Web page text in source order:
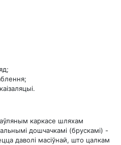
каркасе шляхам
дошчачкамі (брускамі) -
даволі масіўнай, што цалкам